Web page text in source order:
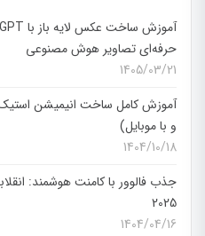
حرفه‌ای تصاویر هوش مصنوعی
1405/03/21
آموزش کامل ساخت انیمیشن
و با موبایل)
1404/10/18
جذب فالوور با کامنت هوشمند:
2025
1404/04/16